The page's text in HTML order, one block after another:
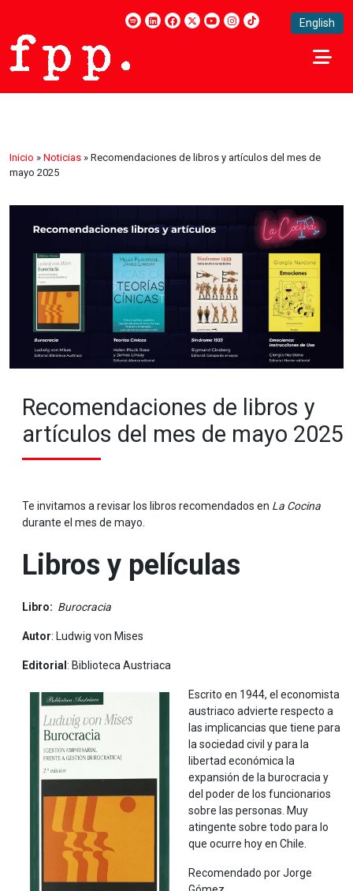
English
Inicio » Noticias » Recomendaciones de libros y artículos del mes de
mayo 2025
Recomendaciones de libros y
artículos del mes de mayo 2025
Te invitamos a revisar los libros recomendados en La Cocina
durante el mes de mayo.
Libros y películas
Libro: Burocracia
Autor: Ludwig von Mises
Editorial : Biblioteca Austriaca
Escrito en 1944, el economista
austriaco advierte respecto a
las implicancias que tiene para
la sociedad civil y para la
libertad económica la
expansión de la burocracia y
del poder de los funcionarios
sobre las personas. Muy
atingente sobre todo para lo
que ocurre hoy en Chile.
Recomendado por Jorge